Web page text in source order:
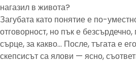
нагазил в живота?
Загубата като понятие е по-
отговорност, но пък е
сърце, за какво… После, тъгата е
скепсисът са ялови — ясно,